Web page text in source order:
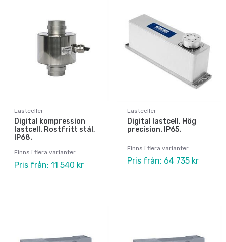
Lastceller
Digital kompression
lastcell. Rostfritt stål,
IP68.
Finns i flera varianter
Pris från: 11 540 kr
Lastceller
Digital lastcell. Hög
precision. IP65.
Finns i flera varianter
Pris från: 64 735 kr